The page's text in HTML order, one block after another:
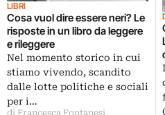
LIBRI
Cosa vuol dire essere neri? Le
risposte in un libro da leggere
e rileggere
Nel momento storico in cui
stiamo vivendo, scandito
dalle lotte politiche e sociali
per i…
di Francesca Fontanesi